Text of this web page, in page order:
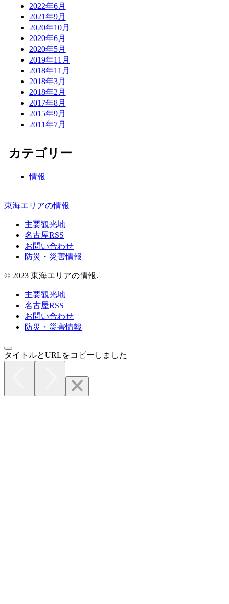
2022年6月
2021年9月
2020年10月
2020年6月
2020年5月
2019年11月
2018年11月
2018年3月
2018年2月
2017年8月
2015年9月
2011年7月
カテゴリー
情報
東海エリアの情報
主要観光地
名古屋RSS
お問い合わせ
防災・災害情報
© 2023 東海エリアの情報.
主要観光地
名古屋RSS
お問い合わせ
防災・災害情報
タイトルとURLをコピーしました